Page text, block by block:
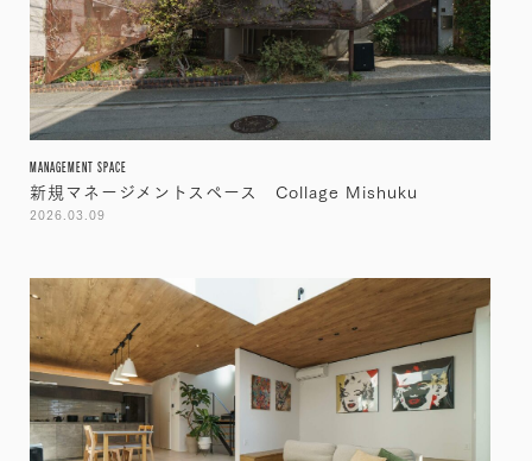
MANAGEMENT SPACE
新規マネージメントスペース Collage Mishuku
2026.03.09